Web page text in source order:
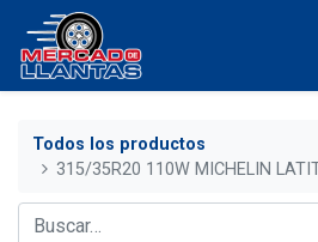
Todos los productos
315/35R20 110W MICHELIN